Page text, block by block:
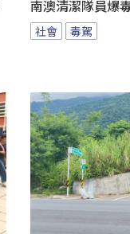
南澳清潔隊員爆
社會 毒駕